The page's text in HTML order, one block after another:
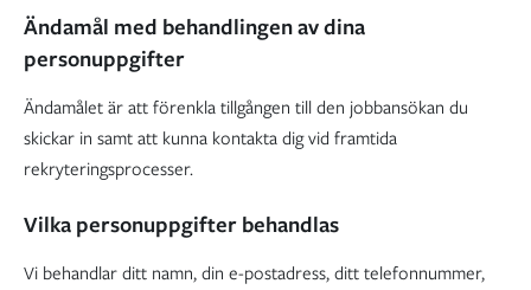
Ändamål med behandlingen av dina
personuppgifter
Ändamålet är att förenkla tillgången till den jobbansökan du
skickar in samt att kunna kontakta dig vid framtida
rekryteringsprocesser.
Vilka personuppgifter behandlas
Vi behandlar ditt namn, din e-postadress, ditt telefonnummer,